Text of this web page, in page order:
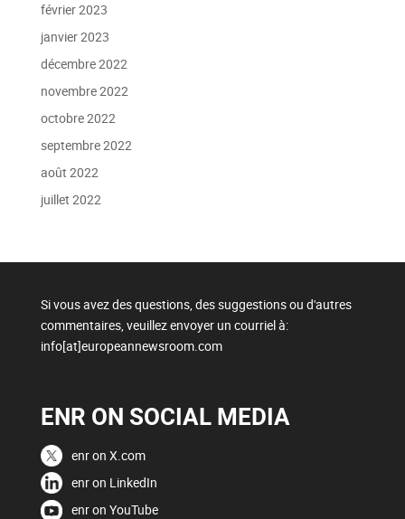
février 2023
janvier 2023
décembre 2022
novembre 2022
octobre 2022
septembre 2022
août 2022
juillet 2022
Si vous avez des questions, des suggestions ou d'autres
commentaires, veuillez envoyer un courriel à:
info[at]europeannewsroom.com
ENR ON SOCIAL MEDIA
enr on X.com
enr on LinkedIn
enr on YouTube